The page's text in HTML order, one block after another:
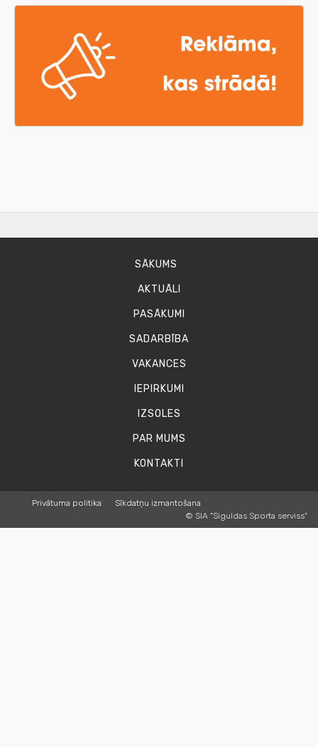
SĀKUMS
AKTUĀLI
PASĀKUMI
SADARBĪBA
VAKANCES
IEPIRKUMI
IZSOLES
PAR MUMS
KONTAKTI
Privātuma politika
Sīkdatņu izmantošana
© SIA "Siguldas Sporta serviss"